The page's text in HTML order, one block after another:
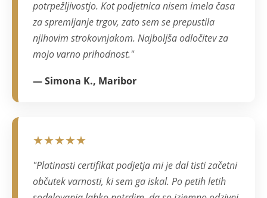
potrpežljivostjo. Kot podjetnica nisem imela časa
za spremljanje trgov, zato sem se prepustila
njihovim strokovnjakom. Najboljša odločitev za
mojo varno prihodnost."
— Simona K., Maribor
★★★★★
"Platinasti certifikat podjetja mi je dal tisti začetni
občutek varnosti, ki sem ga iskal. Po petih letih